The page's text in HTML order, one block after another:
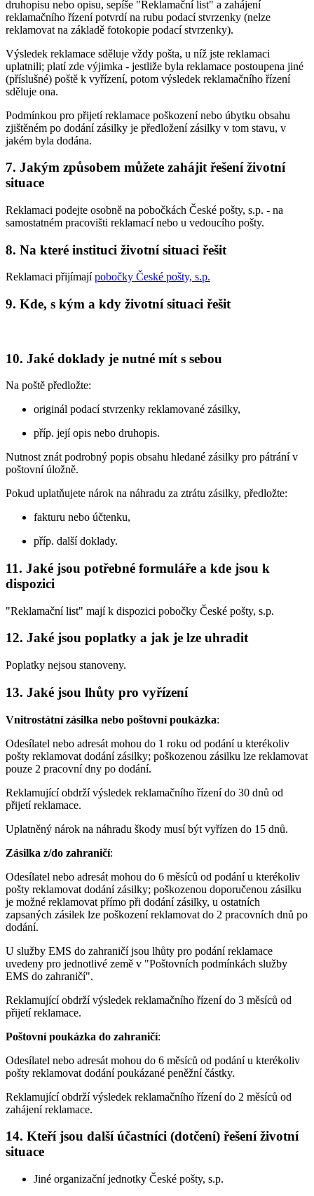
druhopisu nebo opisu, sepíše "Reklamační list" a zahájení
reklamačního řízení potvrdí na rubu podací stvrzenky (nelze
reklamovat na základě fotokopie podací stvrzenky).
Výsledek reklamace sděluje vždy pošta, u níž jste reklamaci
uplatnili; platí zde výjimka - jestliže byla reklamace postoupena jiné
(příslušné) poště k vyřízení, potom výsledek reklamačního řízení
sděluje ona.
Podmínkou pro přijetí reklamace poškození nebo úbytku obsahu
zjištěném po dodání zásilky je předložení zásilky v tom stavu, v
jakém byla dodána.
7. Jakým způsobem můžete zahájit řešení životní
situace
Reklamaci podejte osobně na pobočkách České pošty, s.p. - na
samostatném pracovišti reklamací nebo u vedoucího pošty.
8. Na které instituci životní situaci řešit
Reklamaci přijímajípobočky České pošty, s.p.
9. Kde, s kým a kdy životní situaci řešit
10. Jaké doklady je nutné mít s sebou
Na poště předložte:
originál podací stvrzenky reklamované zásilky,
příp. její opis nebo druhopis.
Nutnost znát podrobný popis obsahu hledané zásilky pro pátrání v
poštovní úložně.
Pokud uplatňujete nárok na náhradu za ztrátu zásilky, předložte:
fakturu nebo účtenku,
příp. další doklady.
11. Jaké jsou potřebné formuláře a kde jsou k
dispozici
"Reklamační list" mají k dispozici pobočky České pošty, s.p.
12. Jaké jsou poplatky a jak je lze uhradit
Poplatky nejsou stanoveny.
13. Jaké jsou lhůty pro vyřízení
Vnitrostátní zásilka nebo poštovní poukázka:
Odesílatel nebo adresát mohou do 1 roku od podání u kterékoliv
pošty reklamovat dodání zásilky; poškozenou zásilku lze reklamovat
pouze 2 pracovní dny po dodání.
Reklamující obdrží výsledek reklamačního řízení do 30 dnů od
přijetí reklamace.
Uplatněný nárok na náhradu škody musí být vyřízen do 15 dnů.
Zásilka z/do zahraničí:
Odesílatel nebo adresát mohou do 6 měsíců od podání u kterékoliv
pošty reklamovat dodání zásilky; poškozenou doporučenou zásilku
je možné reklamovat přímo při dodání zásilky, u ostatních
zapsaných zásilek lze poškození reklamovat do 2 pracovních dnů po
dodání.
U služby EMS do zahraničí jsou lhůty pro podání reklamace
uvedeny pro jednotlivé země v "Poštovních podmínkách služby
EMS do zahraničí".
Reklamující obdrží výsledek reklamačního řízení do 3 měsíců od
přijetí reklamace.
Poštovní poukázka do zahraničí:
Odesílatel nebo adresát mohou do 6 měsíců od podání u kterékoliv
pošty reklamovat dodání poukázané peněžní částky.
Reklamující obdrží výsledek reklamačního řízení do 2 měsíců od
zahájení reklamace.
14. Kteří jsou další účastníci (dotčení) řešení životní
situace
Jiné organizační jednotky České pošty, s.p.